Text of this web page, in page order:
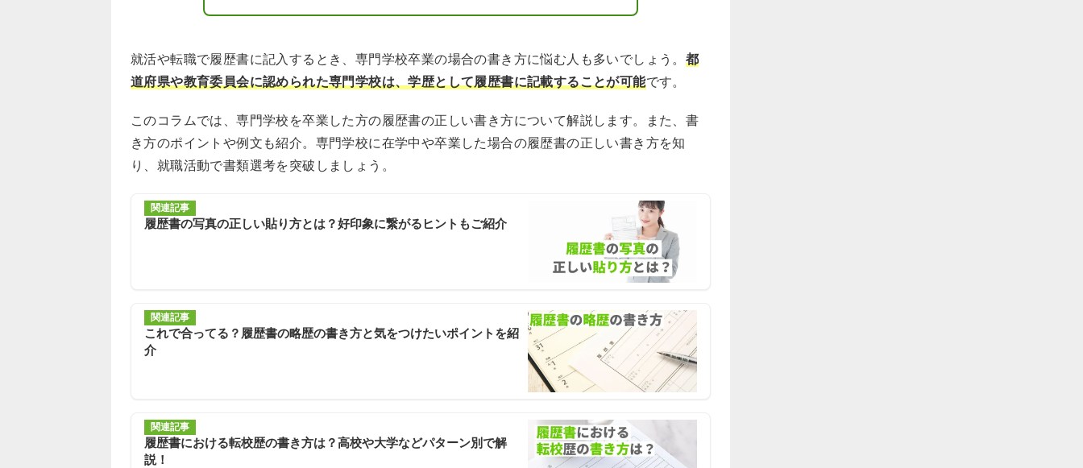
就活や転職で履歴書に記入するとき、専門学校卒業の場合の書き方に悩む人も多いでしょう。 都
道府県や教育委員会に認められた専門学校は、学歴として履歴書に記載することが可能です。
このコラムでは、専門学校を卒業した方の履歴書の正しい書き方について解説します。また、書
き方のポイントや例文も紹介。専門学校に在学中や卒業した場合の履歴書の正しい書き方を知
り、就職活動で書類選考を突破しましょう。
関連記事
履歴書の写真の正しい貼り方とは？好印象に繋がるヒントもご紹介
関連記事
これで合ってる？履歴書の略歴の書き方と気をつけたいポイントを紹
介
関連記事
履歴書における転校歴の書き方は？高校や大学などパターン別で解
説！